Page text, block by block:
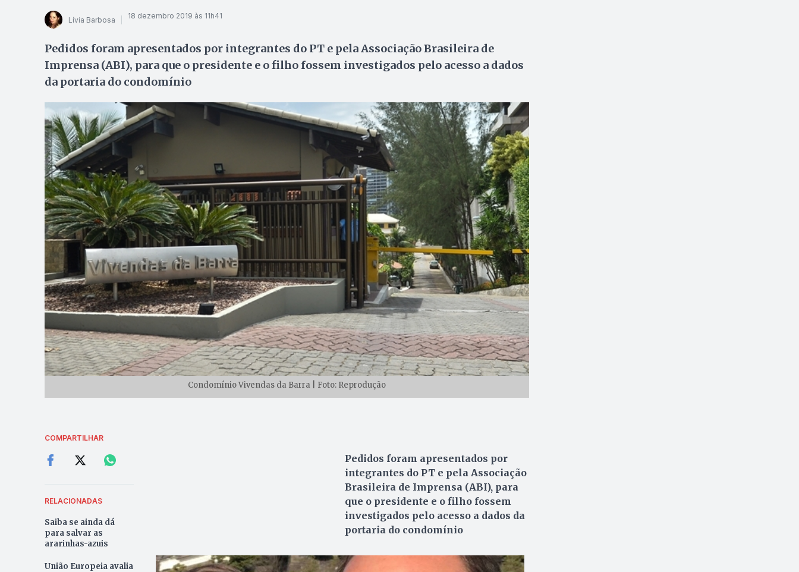
Lívia Barbosa 18 dezembro 2019 às 11h41
Pedidos foram apresentados por integrantes do PT e pela Associação Brasileira de
Imprensa (ABI), para que o presidente e o filho fossem investigados pelo acesso a dados
da portaria do condomínio
Condomínio Vivendas da Barra | Foto: Reprodução
COMPARTILHAR
RELACIONADAS
Saiba se ainda dá
para salvar as
ararinhas-azuis
União Europeia avalia
Pedidos foram apresentados por
integrantes do PT e pela Associação
Brasileira de Imprensa (ABI), para
que o presidente e o filho fossem
investigados pelo acesso a dados da
portaria do condomínio